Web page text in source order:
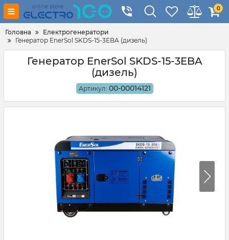
0
Головна
Електрогенератори
Генератор EnerSol SKDS-15-3EBA (дизель)
Генератор EnerSol SKDS-15-3EBA
(дизель)
Артикул: 00-00014121